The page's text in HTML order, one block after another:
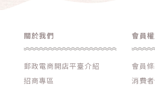
南北貨/乾貨
冷凍冷藏
關於我們
郵政電商開店平臺介紹
招商專區
會員
會員
消費